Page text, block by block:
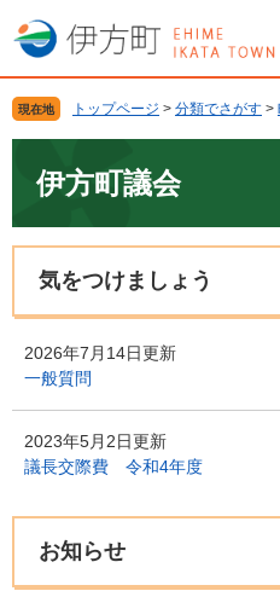
ー
先
頭
ニ
を
飛
現在地 トップページ > 分類でさがす >
伊方町議会
気をつけましょう
2026年7月14日更新
一般質問
2023年5月2日更新
議長交際費 令和4年度
お知らせ